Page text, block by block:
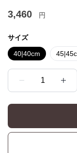
3,460 円
サイズ
40|40cm
1